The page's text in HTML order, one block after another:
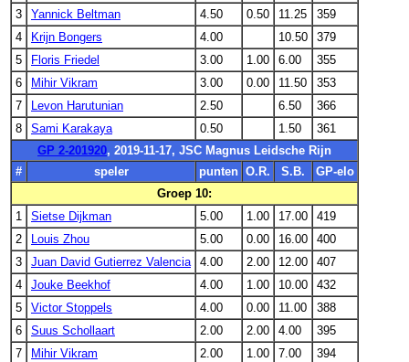
3
Yannick Beltman 4.50 0.50 11.25
359
4
Krijn Bongers 4.00 10.50
379
5
Floris Friedel 3.00 1.00 6.00
355
6
Mihir Vikram 3.00 0.00 11.50
353
7
Levon Harutunian 2.50 6.50
366
8
Sami Karakaya 0.50 1.50
361
GP 2-201920, 2019-11-17, JSC Magnus Leidsche Rijn
#
speler punten O.R. S.B.
GP-elo
Groep 10:
1
Sietse Dijkman 5.00 1.00 17.00
419
2
Louis Zhou 5.00 0.00 16.00
400
3
Juan David Gutierrez Valencia 4.00 2.00 12.00
407
4
Jouke Beekhof 4.00 1.00 10.00
432
5
Victor Stoppels 4.00 0.00 11.00
388
6
Suus Schollaart 2.00 2.00 4.00
395
7
Mihir Vikram 2.00 1.00 7.00
394